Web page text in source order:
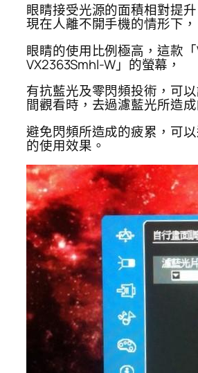
眼睛接受光源的面積相對提
現在人離不開手機的情形下，
眼睛的使用比例極高，這款
VX2363Smhl-W」的螢幕，
有抗藍光及零閃頻投術，可
間觀看時，去過濾藍光所造成
避免閃頻所造成的疲累，可
的使用效果。